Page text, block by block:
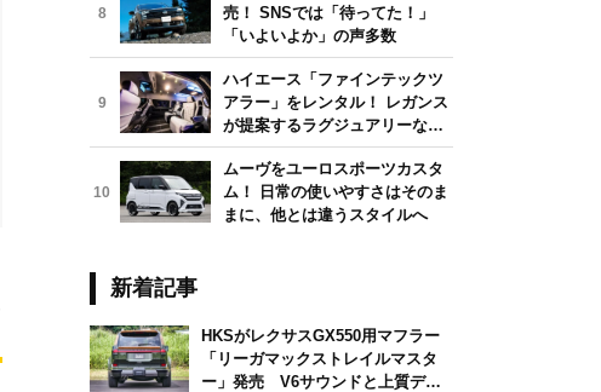
8
売！ SNSでは「待ってた！」
「いよいよか」の声多数
9
ハイエース「ファインテックツ
アラー」をレンタル！ レガンス
が提案するラグジュアリーな移
動体験
10
ムーヴをユーロスポーツカスタ
ム！ 日常の使いやすさはそのま
まに、他とは違うスタイルへ
新着記事
HKSがレクサスGX550用マフラー
「リーガマックストレイルマスタ
ー」発売 V6サウンドと上質デザ